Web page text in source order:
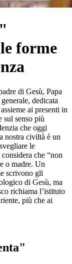
forme
di Gesù, Papa
dedicata
ai presenti in
sul senso più
che oggi
nostra civiltà è un
le
che “non
o madre. Un
scrivono gli
di Gesù, ma
richiama l’istituto
più che ai